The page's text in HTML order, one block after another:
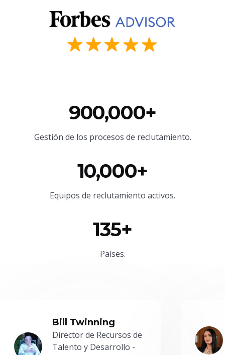
900,000+
Gestión de los procesos de reclutamiento.
10,000+
Equipos de reclutamiento activos.
135+
Países.
Bill Twinning
Director de Recursos de
Talento y Desarrollo -